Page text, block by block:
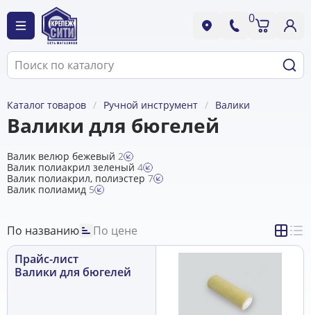
0
Каталог товаров Ручной инструмент Валики
Валики для бюгелей
Валик велюр бежевый 2
Валик полиакрил зеленый 4
Валик полиакрил, полиэстер 7
Валик полиамид 5
По названию
По цене
Прайс-лист
Валики для бюгелей